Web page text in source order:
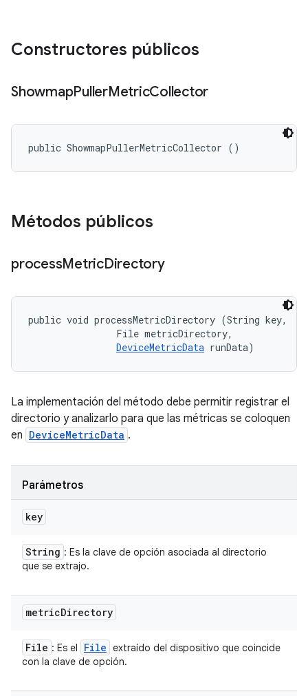
Constructores públicos
ShowmapPullerMetricCollector
public ShowmapPullerMetricCollector ()
Métodos públicos
processMetricDirectory
public void processMetricDirectory (String key,
                File metricDirectory,
DeviceMetricData runData)
La implementación del método debe permitir registrar el
directorio y analizarlo para que las métricas se coloquen
en DeviceMetricData .
Parámetros
key
String : Es la clave de opción asociada al directorio
que se extrajo.
metricDirectory
File : Es el File extraído del dispositivo que coincide
con la clave de opción.